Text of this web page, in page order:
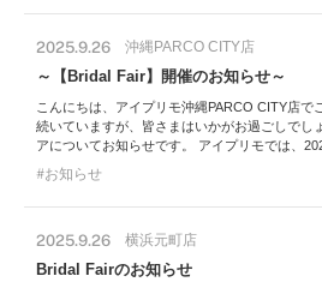
2025.9.26 沖縄PARCO CITY店
～【Bridal Fair】開催のお知らせ～
こんにちは、アイプリモ沖縄PARCO CITY店で
続いていますが、皆さまはいかがお過ごしでし
アについてお知らせです。 アイプリモでは、
お知らせ
2025.9.26 横浜元町店
Bridal Fairのお知らせ